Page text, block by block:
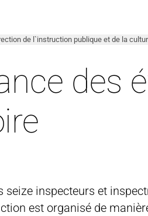
de l`instruction publique et de la
des
seize inspecteurs et
est organisé de